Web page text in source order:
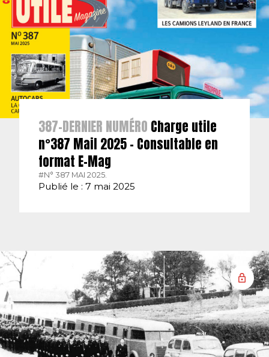
387-DERNIER NUMÉRO Charge utile
n°387 Mail 2025 – Consultable en
format E-Mag
#N° 387 MAI 2025.
Publié le : 7 mai 2025